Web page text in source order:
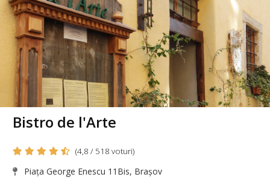
Bistro de l'Arte
(4,8 / 518 voturi)
Piața George Enescu 11Bis, Brașov